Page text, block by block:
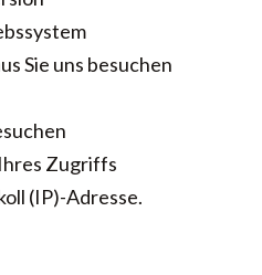
Sie uns besuchen
Zugriffs
(IP)-Adresse.